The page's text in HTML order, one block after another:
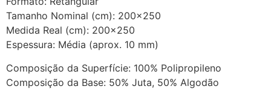
Tamanho Nominal (cm): 200×250
Medida Real (cm): 200×250
Espessura: Média (aprox. 10 mm)
Composição da Superfície: 100% Polipropileno
Composição da Base: 50% Juta, 50% Algodão